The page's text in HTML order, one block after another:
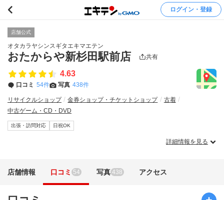
ログイン・登録
店舗公式
オタカラヤシンスギタエキマエテン
おたからや新杉田駅前店 共有
4.63
口コミ 54件 写真 438件
リサイクルショップ 金券ショップ・チケットショップ
古着
中古ゲーム・CD・DVD
出張・訪問対応 日祝OK
詳細情報を見る
店舗情報 口コミ 54 写真 438 アクセス